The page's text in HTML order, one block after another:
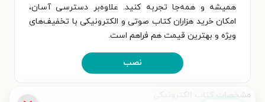
همیشه و همه‌جا تجربه کنید. علاوه‌بر دسترسی آسان،
امکان خرید هزاران کتاب صوتی و الکترونیکی با تخفیف‌های
ویژه و بهترین قیمت هم فراهم است.
نصب
مشخصات کتاب الکترونیکی